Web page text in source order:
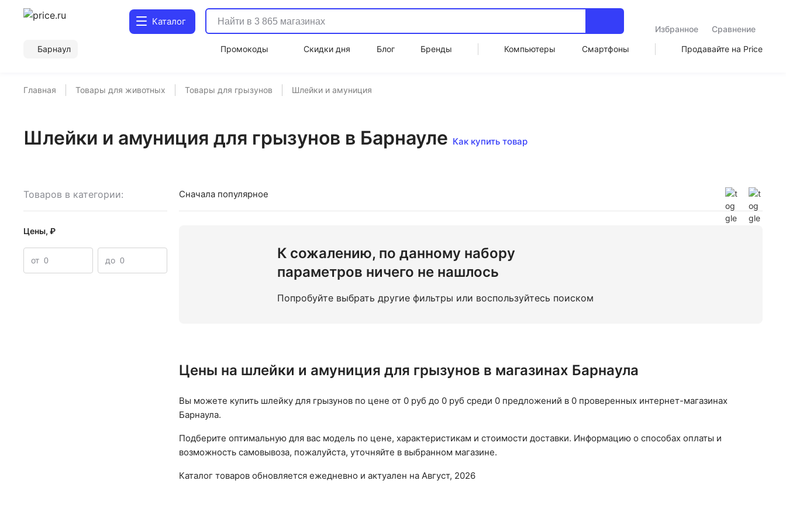
Каталог
Избранное
Сравнение
Барнаул
Промокоды Скидки дня Блог Бренды Компьютеры Смартфоны Продавайте на Price
Главная Товары для животных Товары для грызунов Шлейки и амуниция
Шлейки и амуниция для грызунов в Барнауле Как купить товар
Товаров в категории:
Цены, ₽
от до
Сначала популярное
К сожалению, по данному набору
параметров ничего не нашлось
Попробуйте выбрать другие фильтры или воспользуйтесь поиском
Цены на шлейки и амуниция для грызунов в магазинах Барнаула
Вы можете купить шлейку для грызунов по цене от 0 руб до 0 руб среди 0 предложений в 0 проверенных интернет-магазинах
Барнаула.
Подберите оптимальную для вас модель по цене, характеристикам и стоимости доставки. Информацию о способах оплаты и
возможность самовывоза, пожалуйста, уточняйте в выбранном магазине.
Каталог товаров обновляется ежедневно и актуален на Август, 2026